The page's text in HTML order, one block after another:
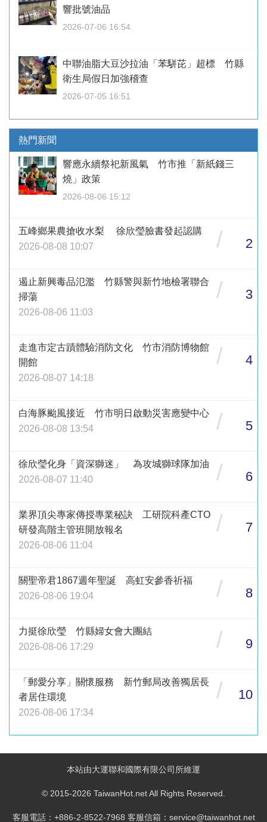
響批號油品
2026-07-06 16:54
中聯油脂大豆沙拉油「苯駢芘」超標 竹縣
衛生局假日加強稽查
2026-07-05 16:51
熱門新聞
響應永續祭祀新風氣 竹市推「新紙錢三
燒」政策
2026-08-06 15:12
五峰鄉果農搶收水梨 徐欣瑩臉書發起認購
2026-08-08 10:07
/ 2
遏止新興毒品氾濫 竹縣警與新竹地檢署聯合
掃蕩
2026-08-06 11:03
/ 3
走進市定古蹟體驗消防文化 竹市消防博物館
開館
2026-08-07 14:18
/ 4
白海豚颱風接近 竹市明日啟動災害應變中心
2026-08-08 13:54
/ 5
徐欣瑩化身「資深獅迷」 為攻城獅球隊加油
2026-08-07 11:40
/ 6
業界頂尖專家傳授專業秘訣 工研院科產CTO
研發高階主管班開放報名
2026-08-06 11:04
/ 7
關聖帝君1867週年聖誕 高虹安參香祈福
2026-08-06 19:04
/ 8
力挺徐欣瑩 竹縣婦女會大團結
2026-08-06 17:29
/ 9
「郵愛分享」關懷服務 新竹郵局改善獨居長
者居住環境
2026-08-06 17:34
/ 10
本站由大運聯和國際有限公司所維運
© 2015-2026 TaiwanHot.net All Rights Reserved.
客服電話：+886-2-8522-7968 客服信箱：service@taiwanhot.net